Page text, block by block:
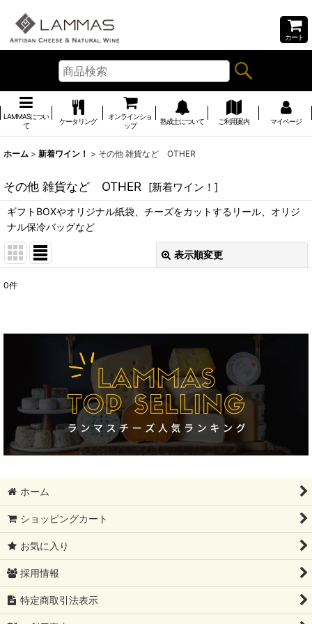
カート
LAMMASについ
て
ケータリング
オンラインショ
ップ
熟成士について ご利用案内 マイページ
ホーム > 新着ワイン！ > その他 雑貨など OTHER
その他 雑貨など OTHER [新着ワイン！ ]
ギフトBOXやオリジナル紙袋、チーズをカットするリール、オリジ
ナル保冷バッグなど
表示順変更
並び順:
絞り込む
0件
ホーム
ショッピングカート
お気に入り
採用情報
特定商取引法表示